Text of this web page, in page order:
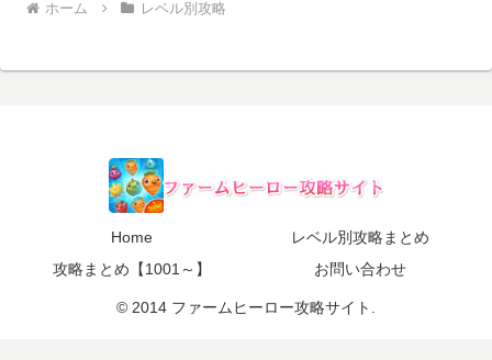
ホーム レベル別攻略
Home
レベル別攻略まとめ
攻略まとめ【1001～】
お問い合わせ
© 2014 ファームヒーロー攻略サイト.